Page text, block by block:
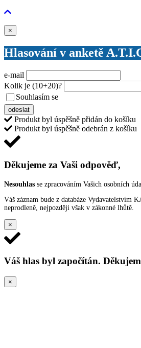
×
Hlasování v anketě
e-mail
Kolik je (10+20)?
Souhlasím se
odeslat
Produkt byl úspěšně přidán do košíku
Produkt byl úspěšně odebrán z košíku
Děkujeme za Vaši odpověď,
Nesouhlas se zpracováním Vašich osobních
Váš záznam bude z databáze Vydavatelstvím
neprodleně, nejpozději však v zákonné lhůtě.
×
Váš hlas byl započítán.
×